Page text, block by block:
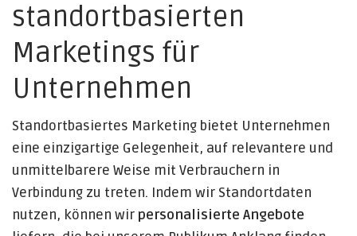
standortbasierten
Marketings für
Unternehmen
Standortbasiertes Marketing bietet Unternehmen
eine einzigartige Gelegenheit, auf relevantere und
unmittelbarere Weise mit Verbrauchern in
Verbindung zu treten. Indem wir Standortdaten
nutzen, können wir personalisierte Angebote